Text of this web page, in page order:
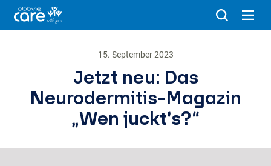
15. September 2023
Jetzt neu: Das
Neurodermitis-Magazin
„Wen juckt’s?“